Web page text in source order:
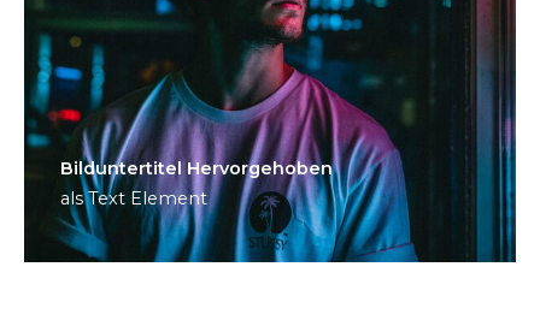
Bild­unter­titel Hervorgehoben
als Text Element